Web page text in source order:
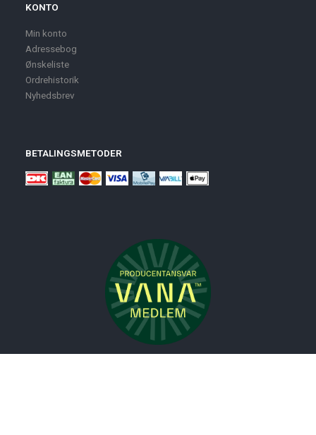
KONTO
Min konto
Adressebog
Ønskeliste
Ordrehistorik
Nyhedsbrev
BETALINGSMETODER